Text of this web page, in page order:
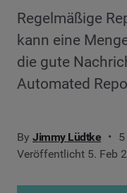
Regelmäßige
kann eine
die gute
Automated
By Jimmy Lüdtke
Veröffentlicht 5. Feb